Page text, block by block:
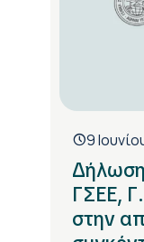
9
ΓΣΕΕ,
στην